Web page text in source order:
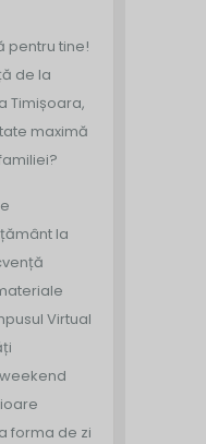
pentru tine!
de la
Timișoara,
maximă
la
Virtual
forma de zi